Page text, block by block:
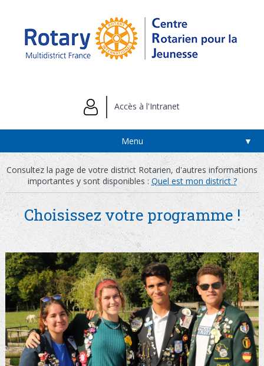
Accès à l'Intranet
Menu ▼
Consultez la page de votre district Rotarien, d'autres informations
importantes y sont disponibles : Quel est mon district ?
Choisissez votre programme !